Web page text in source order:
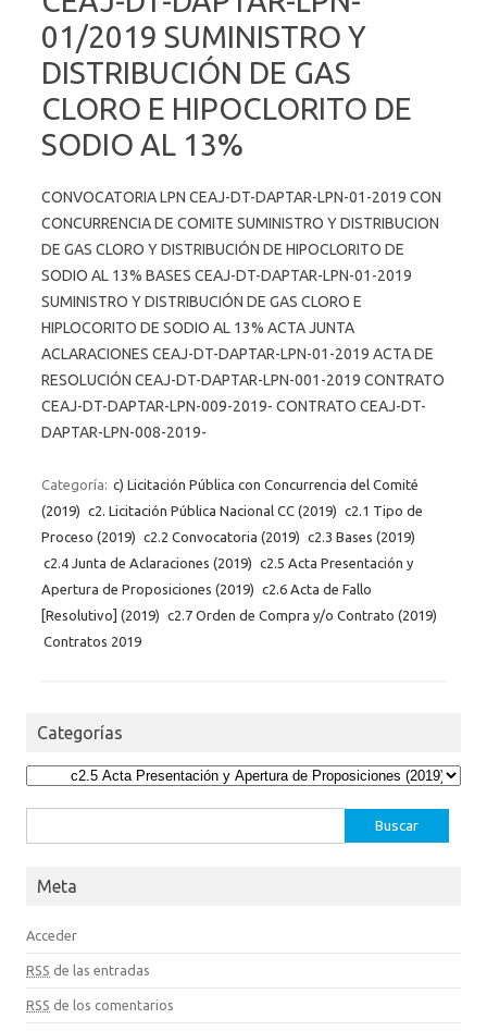
01/2019 SUMINISTRO Y
DISTRIBUCIÓN DE GAS
CLORO E HIPOCLORITO DE
SODIO AL 13%
CONVOCATORIA LPN CEAJ-DT-DAPTAR-LPN-01-2019 CON
CONCURRENCIA DE COMITE SUMINISTRO Y DISTRIBUCION
DE GAS CLORO Y DISTRIBUCIÓN DE HIPOCLORITO DE
SODIO AL 13% BASES CEAJ-DT-DAPTAR-LPN-01-2019
SUMINISTRO Y DISTRIBUCIÓN DE GAS CLORO E
HIPLOCORITO DE SODIO AL 13% ACTA JUNTA
ACLARACIONES CEAJ-DT-DAPTAR-LPN-01-2019 ACTA DE
RESOLUCIÓN CEAJ-DT-DAPTAR-LPN-001-2019 CONTRATO
CEAJ-DT-DAPTAR-LPN-009-2019- CONTRATO CEAJ-DT-
DAPTAR-LPN-008-2019-
Categoría: c) Licitación Pública con Concurrencia del Comité
(2019) c2. Licitación Pública Nacional CC (2019) c2.1 Tipo de
Proceso (2019) c2.2 Convocatoria (2019) c2.3 Bases (2019)
c2.4 Junta de Aclaraciones (2019) c2.5 Acta Presentación y
Apertura de Proposiciones (2019) c2.6 Acta de Fallo
[Resolutivo] (2019) c2.7 Orden de Compra y/o Contrato (2019)
Contratos 2019
Categorías
Categorías
Meta
Acceder
RSS de las entradas
RSS de los comentarios